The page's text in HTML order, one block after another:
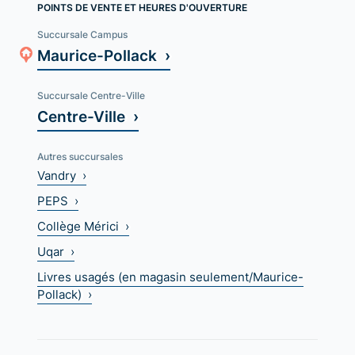
POINTS DE VENTE ET HEURES D'OUVERTURE
Succursale Campus
Maurice-Pollack ›
Succursale Centre-Ville
Centre-Ville ›
Autres succursales
Vandry ›
PEPS ›
Collège Mérici ›
Uqar ›
Livres usagés (en magasin seulement/Maurice-
Pollack) ›